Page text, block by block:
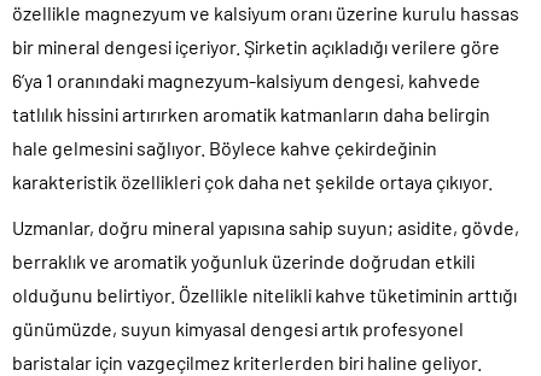
özellikle magnezyum ve kalsiyum oranı üzerine kurulu hassas
bir mineral dengesi içeriyor. Şirketin açıkladığı verilere göre
6’ya 1 oranındaki magnezyum-kalsiyum dengesi, kahvede
tatlılık hissini artırırken aromatik katmanların daha belirgin
hale gelmesini sağlıyor. Böylece kahve çekirdeğinin
karakteristik özellikleri çok daha net şekilde ortaya çıkıyor.
Uzmanlar, doğru mineral yapısına sahip suyun; asidite, gövde,
berraklık ve aromatik yoğunluk üzerinde doğrudan etkili
olduğunu belirtiyor. Özellikle nitelikli kahve tüketiminin arttığı
günümüzde, suyun kimyasal dengesi artık profesyonel
baristalar için vazgeçilmez kriterlerden biri haline geliyor.